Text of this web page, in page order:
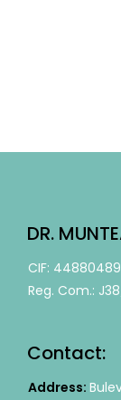
DR.
CIF: 44880489
Reg. Com.:
Contact:
Address: